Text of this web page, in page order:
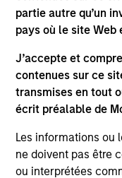
partie autre qu’un
pays où le site Web
J’accepte et
contenues sur ce
transmises en tout
écrit préalable de
Les informations ou
ne doivent pas être
ou interprétées
Team